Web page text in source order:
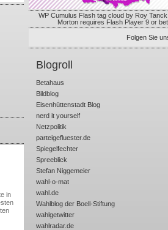
in
WP Cumulus Flash tag cloud by Roy Tanck
Morton requires Flash Player 9 or
Folgen Sie
Blogroll
Betahaus
Bildblog
Eisenhüttenstadt Blog
nerd it yourself
Netzpolitik
parteigefluester.de
Spiegelfechter
Spreeblick
Stefan Niggemeier
wahl-o-mat
wahl.de
Wahlblog der Boell-Stiftung
wahlgetwitter
wahlradar.de